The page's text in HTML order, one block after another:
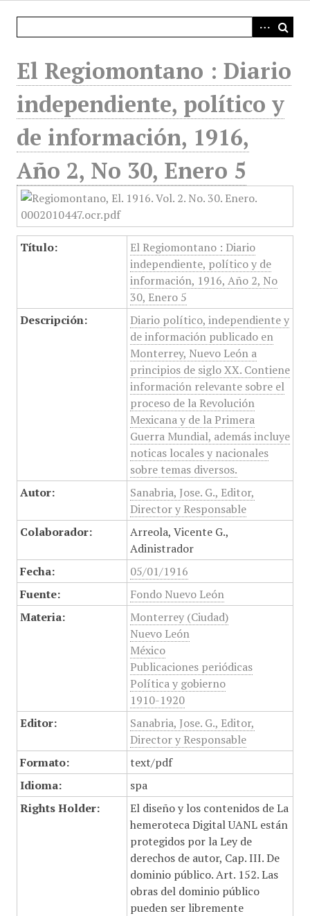
El Regiomontano : Diario
independiente, político y
de información, 1916,
Año 2, No 30, Enero 5
Título:
El Regiomontano : Diario
independiente, político y de
información, 1916, Año 2, No
30, Enero 5
Descripción:
Diario político, independiente y
de información publicado en
Monterrey, Nuevo León a
principios de siglo XX. Contiene
información relevante sobre el
proceso de la Revolución
Mexicana y de la Primera
Guerra Mundial, además incluye
noticas locales y nacionales
sobre temas diversos.
Autor:
Sanabria, Jose. G., Editor,
Director y Responsable
Colaborador:
Arreola, Vicente G.,
Adinistrador
Fecha:
05/01/1916
Fuente:
Fondo Nuevo León
Materia:
Monterrey (Ciudad)
Nuevo León
México
Publicaciones periódicas
Política y gobierno
1910-1920
Editor:
Sanabria, Jose. G., Editor,
Director y Responsable
Formato:
text/pdf
Idioma:
spa
Rights Holder:
El diseño y los contenidos de La
hemeroteca Digital UANL están
protegidos por la Ley de
derechos de autor, Cap. III. De
dominio público. Art. 152. Las
obras del dominio público
pueden ser libremente